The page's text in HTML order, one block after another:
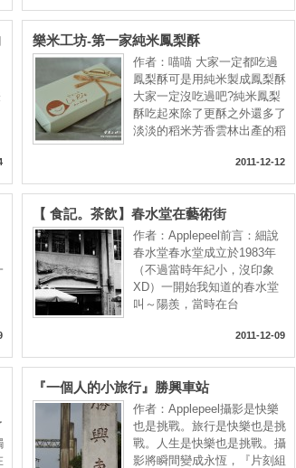
樂米工坊-第一家純米鳳梨酥
作者：喵喵 大家一定都吃過
鳳梨酥可是用純米製成鳳梨酥
大家一定沒吃過吧?純米鳳梨
酥吃起來除了更酥之外還多了
淡淡的稻米芳香雲林出產的稻
2011-12-12
【 食記。茶飲】春水堂在藝術街
作者：Applepeel前言：細說
春水堂春水堂成立於1983年
（不過當時年紀小，沒印象
XD）一開始我知道的春水堂
叫～陽羨，當時在台
2011-12-09
『一個人的小旅行』勝興車站
作者：Applepeel攝影是快樂
也是挑戰。旅行是快樂也是挑
戰。人生是快樂也是挑戰。攝
影將瞬間變成永恆，『片刻組